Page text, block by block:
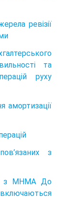
ревізії
та
руху
амортизації
з
з МНМА До